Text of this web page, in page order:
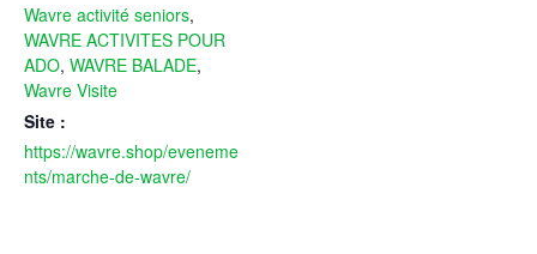
Wavre activité seniors,
WAVRE ACTIVITES POUR
ADO, WAVRE BALADE,
Wavre Visite
Site :
https://wavre.shop/eveneme
nts/marche-de-wavre/